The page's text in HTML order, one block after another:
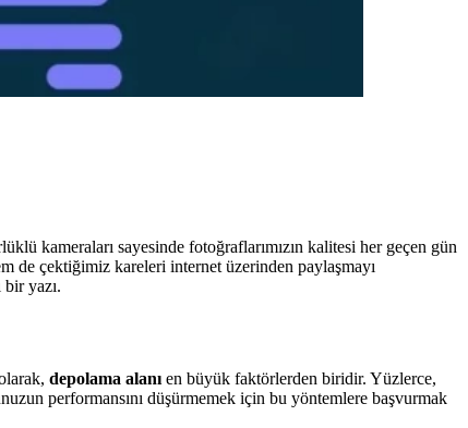
kameraları sayesinde fotoğraflarımızın kalitesi her geçen gün
de çektiğimiz kareleri internet üzerinden paylaşmayı
yazı.
depolama alanı en büyük faktörlerden biridir. Yüzlerce,
performansını düşürmemek için bu yöntemlere başvurmak